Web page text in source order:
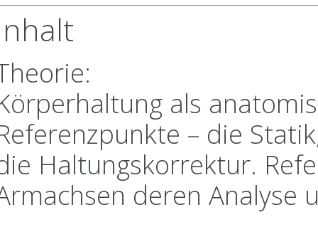
als
– die
Haltungskorrektur.
deren Analyse